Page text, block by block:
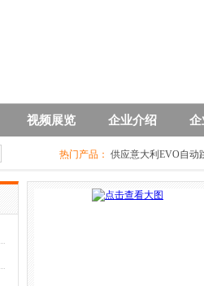
视频展览 企业介绍 企
热门产品： 供应意大利EVO自动